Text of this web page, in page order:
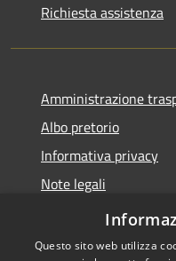
Richiesta assistenza
Amministrazione
Albo pretorio
Informativa privacy
Note legali
Dichiarazione di
Questo sito web utilizza